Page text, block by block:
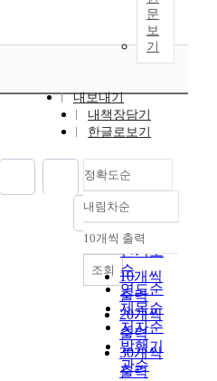
문
보
기
내보내기
내책장담기
한글로보기
정확도순
정확도
순
인기도
순
연도순
제목순
저자순
발행기
관순
내림차순
내림차순
10개씩 출력
10개씩
출력
20개씩
출력
30개씩
출력
조회